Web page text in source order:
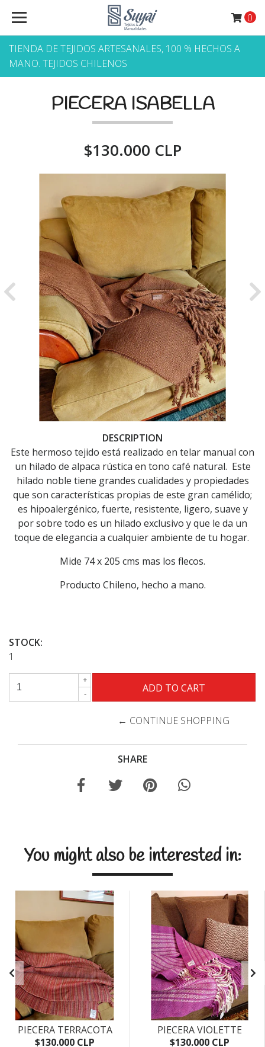
TIENDA DE TEJIDOS ARTESANALES, 100 % HECHOS A
MANO. TEJIDOS CHILENOS
0
PIECERA ISABELLA
$130.000 CLP
Previous
DESCRIPTION
Este hermoso tejido está realizado en telar manual con
un hilado de alpaca rústica en tono café natural. Este
hilado noble tiene grandes cualidades y propiedades
que son características propias de este gran camélido;
es hipoalergénico, fuerte, resistente, ligero, suave y
por sobre todo es un hilado exclusivo y que le da un
toque de elegancia a cualquier ambiente de tu hogar.
Mide 74 x 205 cms mas los flecos.
Producto Chileno, hecho a mano.
STOCK:
1
+
-
← CONTINUE SHOPPING
SHARE
You might also be interested in:
PIECERA TERRACOTA
$130.000 CLP
PIECERA VIOLETTE
$130.000 CLP